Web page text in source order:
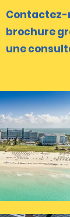
Contactez-
brochure
une